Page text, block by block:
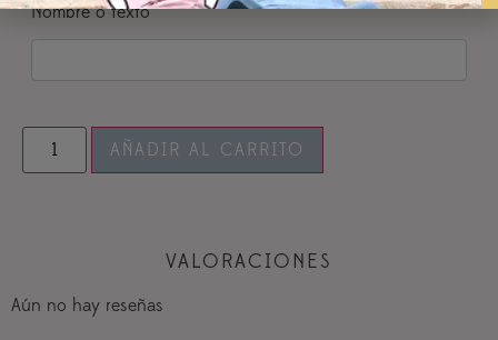
Nombre o texto
AÑADIR AL CARRITO
VALORACIONES
Aún no hay reseñas